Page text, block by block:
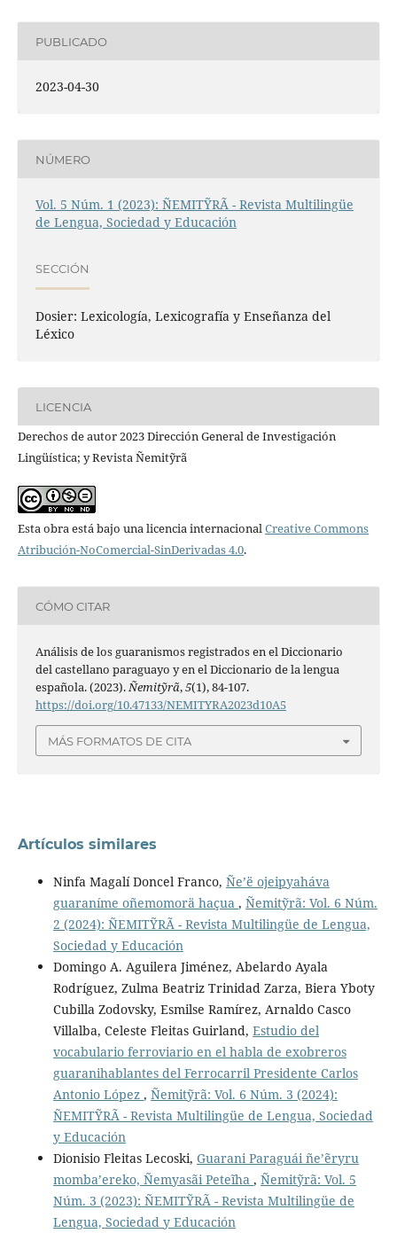
PUBLICADO
2023-04-30
NÚMERO
Vol. 5 Núm. 1 (2023): ÑEMITỸRÃ - Revista Multilingüe
de Lengua, Sociedad y Educación
SECCIÓN
Dosier: Lexicología, Lexicografía y Enseñanza del
Léxico
LICENCIA
Derechos de autor 2023 Dirección General de Investigación
Lingüística; y Revista Ñemitỹrã
Esta obra está bajo una licencia internacionalCreative Commons
Atribución-NoComercial-SinDerivadas 4.0.
CÓMO CITAR
Análisis de los guaranismos registrados en el Diccionario
del castellano paraguayo y en el Diccionario de la lengua
española. (2023).Ñemitỹrã,5(1), 84-107.
https://doi.org/10.47133/NEMITYRA2023d10A5
MÁS FORMATOS DE CITA
Artículos similares
Ninfa Magalí Doncel Franco, Ñe’ë ojeipyaháva
guaraníme oñemomorä haçua , Ñemitỹrã: Vol. 6 Núm.
2 (2024): ÑEMITỸRÃ - Revista Multilingüe de Lengua,
Sociedad y Educación
Domingo A. Aguilera Jiménez, Abelardo Ayala
Rodríguez, Zulma Beatriz Trinidad Zarza, Biera Yboty
Cubilla Zodovsky, Esmilse Ramírez, Arnaldo Casco
Villalba, Celeste Fleitas Guirland, Estudio del
vocabulario ferroviario en el habla de exobreros
guaranihablantes del Ferrocarril Presidente Carlos
Antonio López , Ñemitỹrã: Vol. 6 Núm. 3 (2024):
ÑEMITỸRÃ - Revista Multilingüe de Lengua, Sociedad
y Educación
Dionisio Fleitas Lecoski, Guarani Paraguái ñe’ẽryru
momba’ereko, Ñemyasãi Peteĩha , Ñemitỹrã: Vol. 5
Núm. 3 (2023): ÑEMITỸRÃ - Revista Multilingüe de
Lengua, Sociedad y Educación